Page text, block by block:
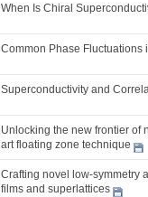
When Is Chiral
Common Phase
Superconductivity and
Unlocking the new frontier of
art floating zone technique
Crafting novel low-symmetry
films and superlattices